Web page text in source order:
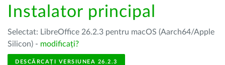
Instalator principal
Selectat: LibreOffice 26.2.3 pentru macOS (Aarch64/Apple
Silicon) - modificați?
DESCĂRCAȚI VERSIUNEA 26.2.3